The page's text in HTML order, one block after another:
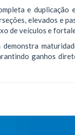
e duplicação
elevados e
de veículos e
demonstra
ganhos